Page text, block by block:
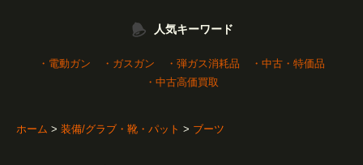
人気キーワード
・電動ガン ・ガスガン ・弾ガス消耗品
・中古・特価品
・中古高価買取
ホーム > 装備/グラブ・靴・パット > ブーツ